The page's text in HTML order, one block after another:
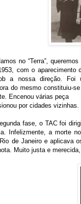
no “Terra”,
com o aparecimento
a nossa direção. Foi
do mesmo constituiu-
Encenou várias peça
por cidades vizinhas.
fase, o TAC foi
Infelizmente, a morte
de Janeiro e aplicava
Muito justa e